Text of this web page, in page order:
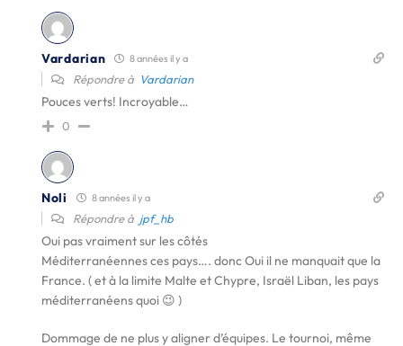
Vardarian 8 années il y a
Répondre à Vardarian
Pouces verts! Incroyable…
0
Noli 8 années il y a
Répondre à jpf_hb
Oui pas vraiment sur les côtés
Méditerranéennes ces pays…. donc Oui il ne manquait que la
France. ( et à la limite Malte et Chypre, Israël Liban, les pays
méditerranéens quoi 😉 )
Dommage de ne plus y aligner d’équipes. Le tournoi, même